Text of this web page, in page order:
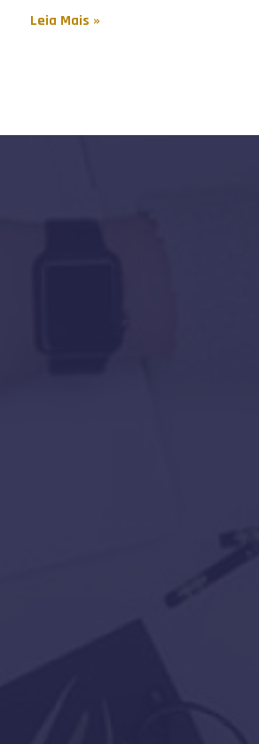
Leia Mais »